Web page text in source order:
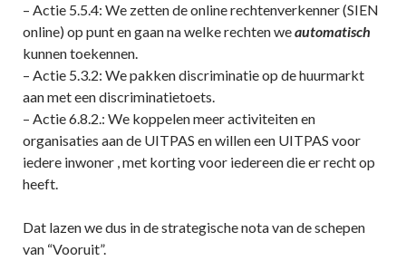
– Actie 5.5.4: We zetten de online rechtenverkenner (SIEN
online) op punt en gaan na welke rechten weautomatisch
kunnen toekennen.
– Actie 5.3.2: We pakken discriminatie op de huurmarkt
aan met een discriminatietoets.
– Actie 6.8.2.: We koppelen meer activiteiten en
organisaties aan de UITPAS en willen een UITPAS voor
iedere inwoner , met korting voor iedereen die er recht op
heeft.
Dat lazen we dus in de strategische nota van de schepen
van “Vooruit”.